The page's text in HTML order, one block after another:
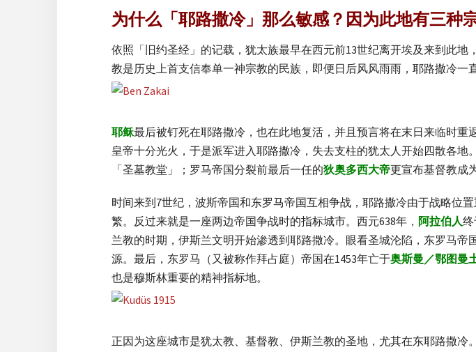
为什么「耶路撒冷」那么敏感？因为此地有三种
依照「旧约圣经」的记载，犹太族最早在西元前13世纪离开埃及来到此
教是历史上首支信奉单一神宗教的民族，即便日后风风雨雨，耶路撒冷一
耶稣最后被钉死在耶路撒冷，也在此地复活，并且预言将在末日来临时
皇帝十分光火，于是派军进入耶路撒冷，失去支柱的犹太人开始四散各地
「圣墓教堂」；罗马帝国分裂前最后一任的狄奥多西大帝更宣布基督教成
时间来到7世纪，波斯帝国和东罗马帝国互相争战，耶路撒冷由于战略位
繁。反过来就是一座两边帝国争战时的指标城市。西元638年， 阿拉伯人
兰教的时期，伊斯兰文明开始渗透到耶路撒冷。眼看圣城沦陷，东罗马
源。最后，东罗马（又被称作拜占庭）帝国在1453年亡于奥斯曼／鄂图曼
也是穆斯林重要的精神指标地。
正因为这座城市是犹太教、基督教、伊斯兰教的圣地，尤其在东耶路撒